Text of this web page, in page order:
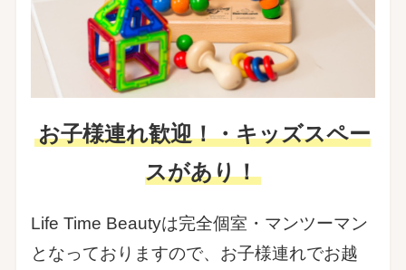
お子様連れ歓迎！・キッズスペー
スがあり！
Life Time Beautyは完全個室・マンツーマン
となっておりますので、お子様連れでお越